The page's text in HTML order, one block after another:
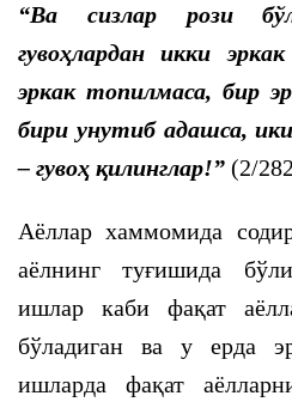
“Ва сизлар рози
гувоҳлардан икки
эркак топилмаса, бир
бири унутиб адашса,
– гувоҳ қилинглар!” (2/
Аёллар хаммомида
аёлнинг туғишида
ишлар каби фақат
бўладиган ва у ерда
ишларда фақат